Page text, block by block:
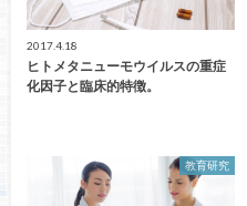
2017.4.18
ヒトメタニューモウイルスの重症
化因子と臨床的特徴。
教育研究